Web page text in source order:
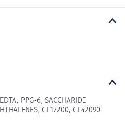
PPG-6, SACCHARIDE
CI 17200, CI 42090.